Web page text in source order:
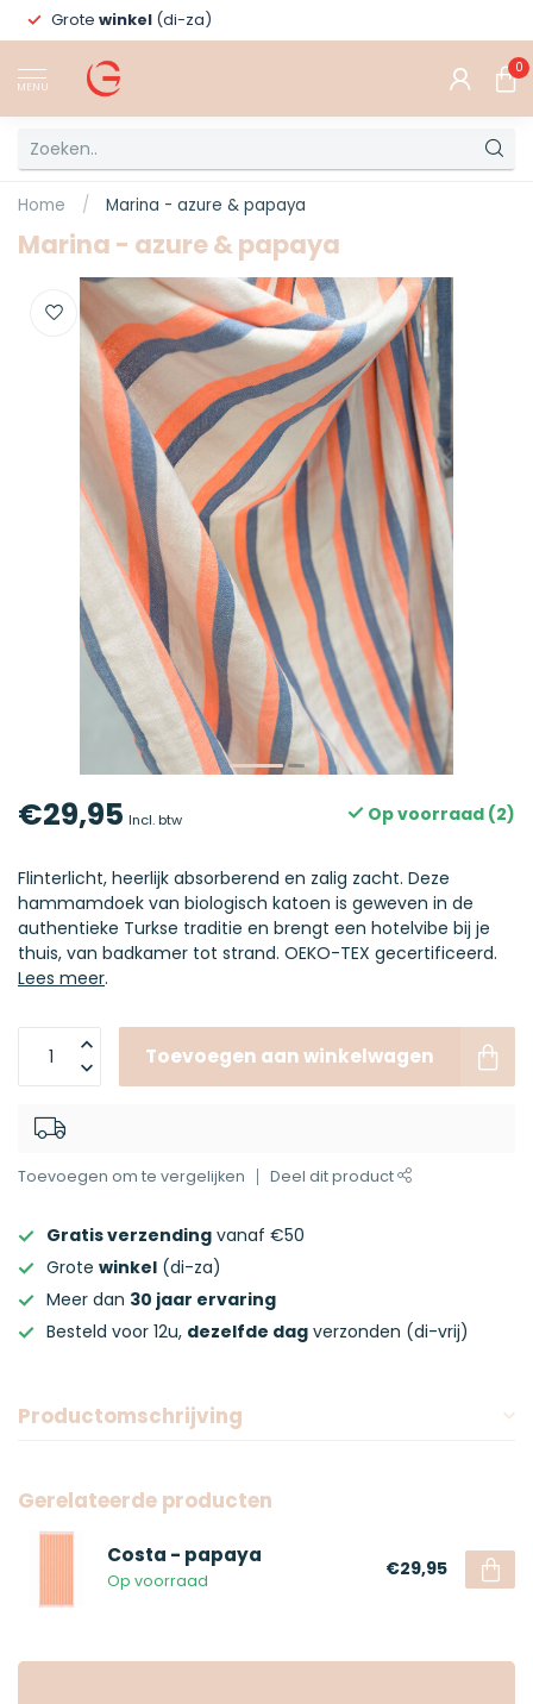
Grote winkel (di-za)
MENU
0
Home / Marina - azure & papaya
Marina - azure & papaya
€29,95 Incl. btw Op voorraad (2)
Flinterlicht, heerlijk absorberend en zalig zacht. Deze
hammamdoek van biologisch katoen is geweven in de
authentieke Turkse traditie en brengt een hotelvibe bij je
thuis, van badkamer tot strand. OEKO-TEX gecertificeerd.
Lees meer.
Toevoegen aan winkelwagen
Toevoegen om te vergelijken Deel dit product
Gratis verzending vanaf €50
Grote winkel (di-za)
Meer dan 30 jaar ervaring
Besteld voor 12u, dezelfde dag verzonden (di-vrij)
Productomschrijving
Gerelateerde producten
Costa - papaya
Op voorraad
€29,95